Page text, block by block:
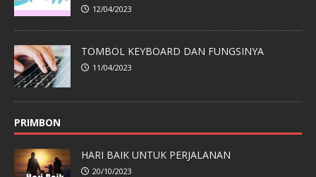
12/04/2023
TOMBOL KEYBOARD DAN FUNGSINYA
11/04/2023
PRIMBON
HARI BAIK UNTUK PERJALANAN
20/10/2023